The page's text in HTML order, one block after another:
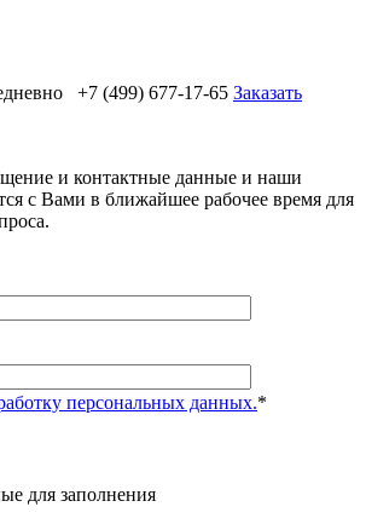
+7 (499) 677-17-65 Заказать
и контактные данные и наши
с Вами в ближайшее рабочее время для
персональных данных.*
для заполнения